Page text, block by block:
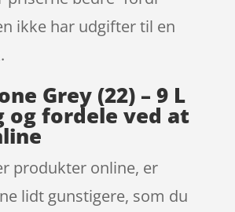
ikke har udgifter til en
Grey (22) – 9 L
og fordele ved at
produkter online, er
lidt gunstigere, som du